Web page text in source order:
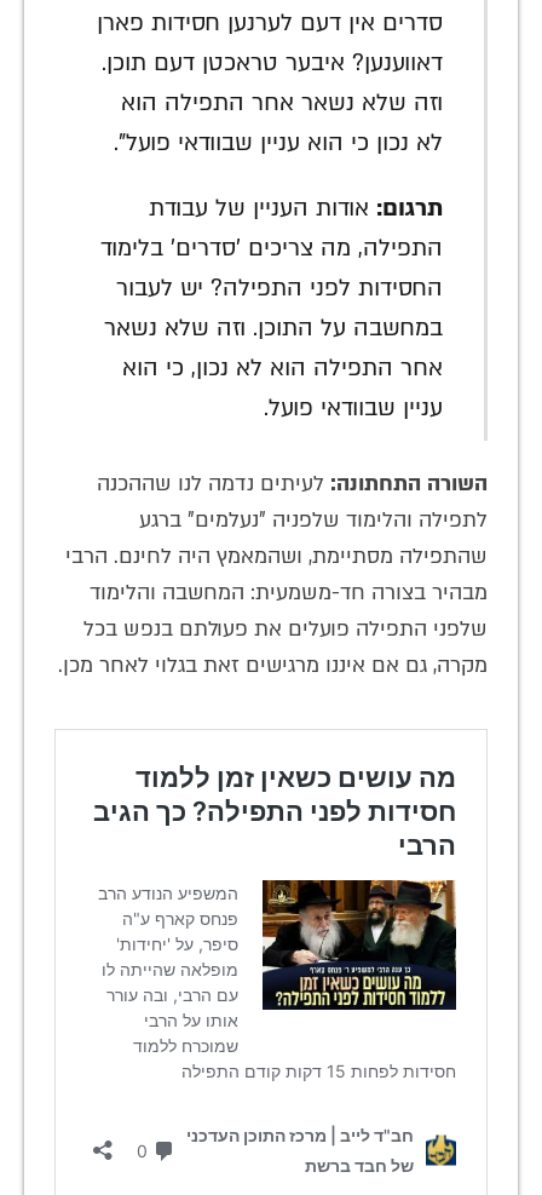
סדרים אין דעם לערנען חסידות פארן
דאווענען? איבער טראכטן דעם תוכן.
וזה שלא נשאר אחר התפילה הוא
לא נכון כי הוא עניין שבוודאי פועל".
תרגום: אודות העניין של עבודת
התפילה, מה צריכים 'סדרים' בלימוד
החסידות לפני התפילה? יש לעבור
במחשבה על התוכן. וזה שלא נשאר
אחר התפילה הוא לא נכון, כי הוא
עניין שבוודאי פועל.
השורה התחתונה: לעיתים נדמה לנו שההכנה
לתפילה והלימוד שלפניה "נעלמים" ברגע
שהתפילה מסתיימת, ושהמאמץ היה לחינם. הרבי
מבהיר בצורה חד-משמעית: המחשבה והלימוד
שלפני התפילה פועלים את פעולתם בנפש בכל
מקרה, גם אם איננו מרגישים זאת בגלוי לאחר מכן.